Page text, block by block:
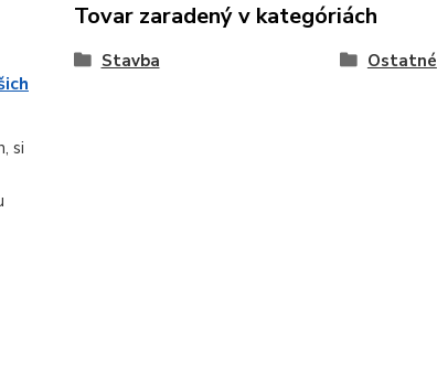
si
Tovar zaradený v kategóriách
Stavba Ostatné